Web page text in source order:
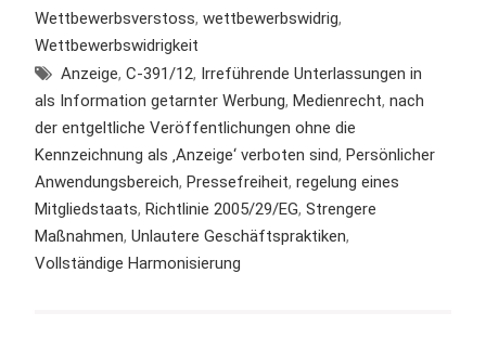
Wettbewerbsverstoss, wettbewerbswidrig,
Wettbewerbswidrigkeit
Anzeige, C-391/12, Irreführende Unterlassungen in
als Information getarnter Werbung, Medienrecht, nach
der entgeltliche Veröffentlichungen ohne die
Kennzeichnung als ‚Anzeige‘ verboten sind, Persönlicher
Anwendungsbereich, Pressefreiheit, regelung eines
Mitgliedstaats, Richtlinie 2005/29/EG, Strengere
Maßnahmen, Unlautere Geschäftspraktiken,
Vollständige Harmonisierung